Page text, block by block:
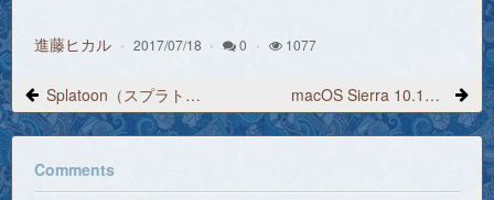
進藤ヒカル 2017/07/18 0 1077
Splatoon（スプラトゥーン）プレイ日記 2017/5/24 10:52 アタマ屋さん macOS Sierra 10.12.6 アップデート、正式にリリース
Comments